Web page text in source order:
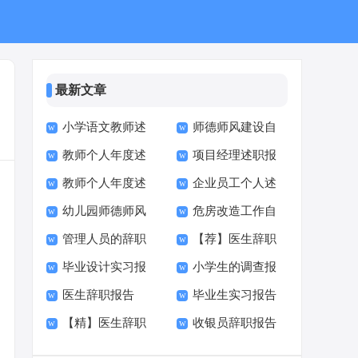
最新文章
小学语文教师述
职报告集锦15篇
师德师风建设自
检自查报告
教师个人年度述
职报告集锦15篇
项目经理述职报
告精选15篇
教师个人年度述
职报告(精选15篇)
企业员工个人述
职报告精选15篇
幼儿园师德师风
自查报告15篇
危房改造工作自
查报告
管理人员的辞职
报告(15篇)
【荐】医生辞职
报告
毕业设计实习报
告(精选15篇)
小学生的调查报
告(15篇)
医生辞职报告
【热门】
毕业生实习报告
(15篇)
【精】医生辞职 收银员辞职报告